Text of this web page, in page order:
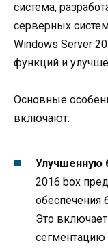
система,
серверных
Windows Server
функций и
Основные
включают:
Улучшенную
2016 box
обеспечения
Это
сегментацию